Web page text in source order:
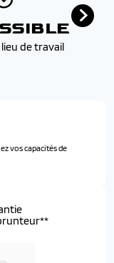
de travail
vos capacités de